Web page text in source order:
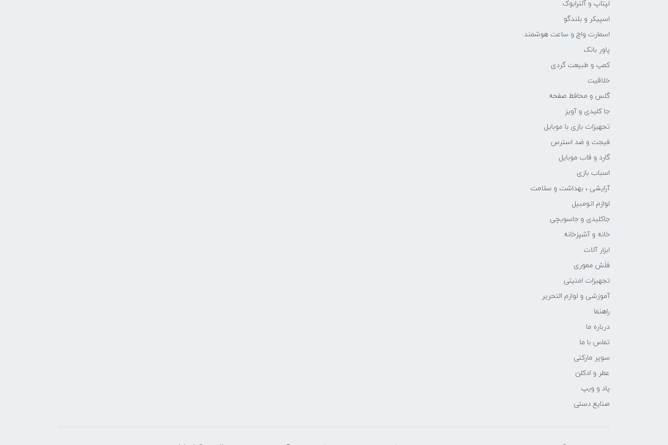
لپتاپ و آلترابوک
اسپیکر و بلندگو
اسمارت واچ و ساعت هوشمند
پاور بانک
کمپ و طبیعت گردی
خلاقیت
گلس و محافظ صفحه
جا کلیدی و آویز
تجهیزات بازی با موبایل
فیجت و ضد استرس
گارد و قاب موبایل
اسباب بازی
آرایشی ، بهداشت و سلامت
لوازم اتومبیل
جاکلیدی و جاسویچی
خانه و آشپزخانه
ابزار آلات
فلَش مموری
تجهیزات امنیتی
آموزشی و لوازم التحریر
راهنما
درباره ما
تماس با ما
سوپر مارکتی
عطر و ادکلن
پاد و ویپ
صنایع دستی